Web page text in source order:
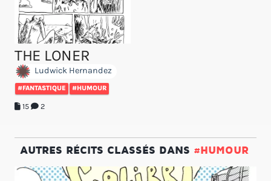
THE LONER
Ludwick Hernandez
#FANTASTIQUE #HUMOUR
15 2
AUTRES RÉCITS CLASSÉS DANS #HUMOUR